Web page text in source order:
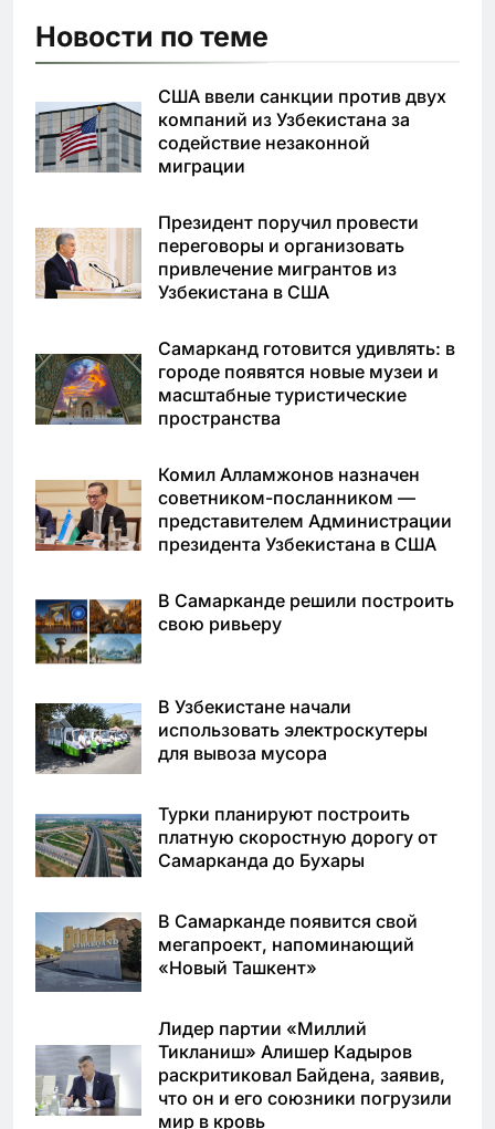
Новости по теме
США ввели санкции против двух
компаний из Узбекистана за
содействие незаконной
миграции
Президент поручил провести
переговоры и организовать
привлечение мигрантов из
Узбекистана в США
Самарканд готовится удивлять: в
городе появятся новые музеи и
масштабные туристические
пространства
Комил Алламжонов назначен
советником-посланником —
представителем Администрации
президента Узбекистана в США
В Самарканде решили построить
свою ривьеру
В Узбекистане начали
использовать электроскутеры
для вывоза мусора
Турки планируют построить
платную скоростную дорогу от
Самарканда до Бухары
В Самарканде появится свой
мегапроект, напоминающий
«Новый Ташкент»
Лидер партии «Миллий
Тикланиш» Алишер Кадыров
раскритиковал Байдена, заявив,
что он и его союзники погрузили
мир в кровь